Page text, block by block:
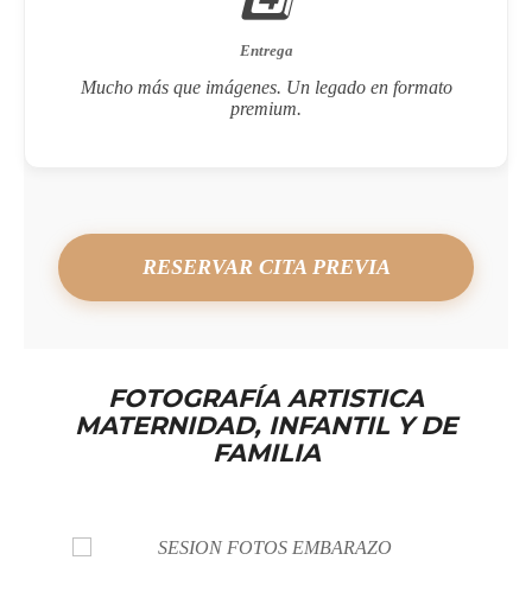
Entrega
Mucho más que imágenes. Un legado en formato
premium.
RESERVAR CITA PREVIA
FOTOGRAFÍA ARTISTICA
MATERNIDAD, INFANTIL Y DE
FAMILIA